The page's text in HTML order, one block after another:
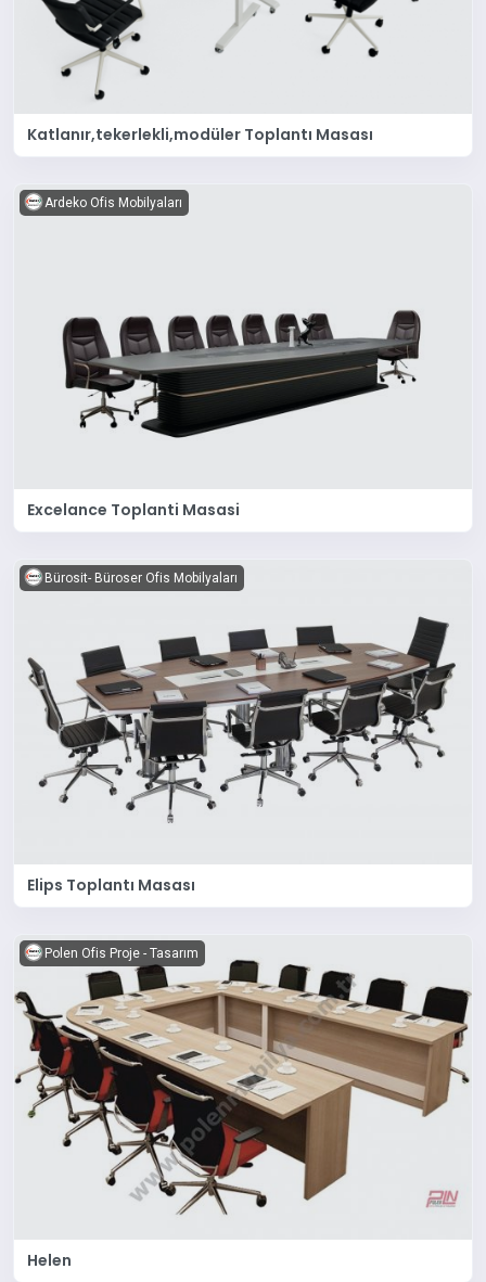
Katlanır,tekerlekli,modüler Toplantı Masası
Ardeko Ofis Mobilyaları
Excelance Toplanti Masasi
Bürosit- Büroser Ofis Mobilyaları
Elips Toplantı Masası
Polen Ofis Proje - Tasarım
Helen